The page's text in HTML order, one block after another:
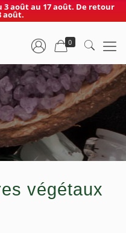
3 août au 17 août. De retour
août.
0
végétaux